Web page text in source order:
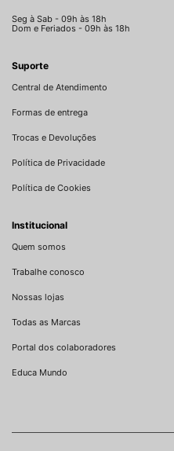
Seg à Sab - 09h às 18h
Dom e Feriados - 09h às 18h
Suporte
Central de Atendimento
Formas de entrega
Trocas e Devoluções
Política de Privacidade
Política de Cookies
Institucional
Quem somos
Trabalhe conosco
Nossas lojas
Todas as Marcas
Portal dos colaboradores
Educa Mundo